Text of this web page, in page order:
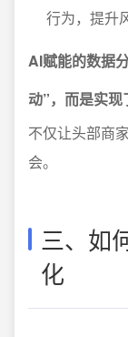
行为，提升
AI赋能的数据
动”，而是实现
不仅让头部商
会。
三、如
化